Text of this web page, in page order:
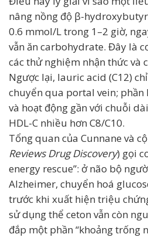
nâng nồng độ β-
0.6 mmol/L trong 1–2 giờ,
vẫn ăn carbohydrate. Đây là
các thử nghiệm nhận thức và
Ngược lại, lauric acid (C12)
chuyển qua portal vein;
và hoạt động gần với chuỗi
HDL-C nhiều hơn C8/C10.
Tổng quan của Cunnane và
Reviews Drug Discovery) gọi
energy rescue”: ở não bộ
Alzheimer, chuyển hoá
trước khi xuất hiện triệu
sử dụng thể ceton vẫn còn
đắp một phần “khoảng trống